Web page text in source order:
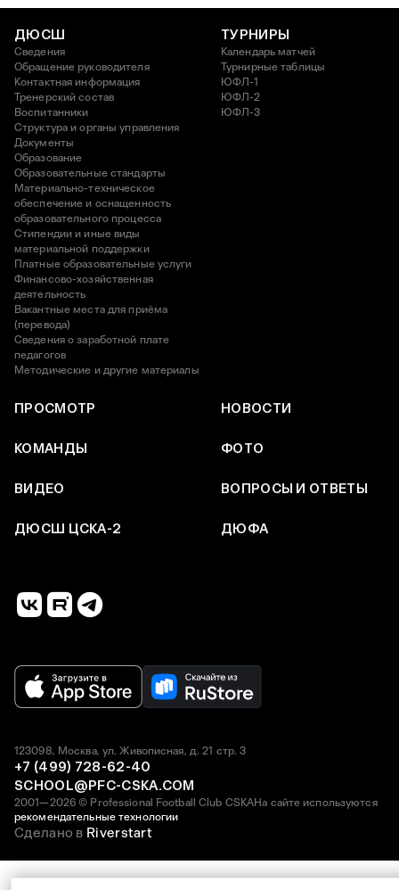
ДЮСШ
Сведения
Обращение руководителя
Контактная информация
Тренерский состав
Воспитанники
Структура и органы управления
Документы
Образование
Образовательные стандарты
Материально-техническое
обеспечение и оснащенность
образовательного процесса
Стипендии и иные виды
материальной поддержки
Платные образовательные услуги
Финансово-хозяйственная
деятельность
Вакантные места для приёма
(перевода)
Сведения о заработной плате
педагогов
Методические и другие материалы
ТУРНИРЫ
Календарь матчей
Турнирные таблицы
ЮФЛ-1
ЮФЛ-2
ЮФЛ-3
ПРОСМОТР НОВОСТИ
КОМАНДЫ ФОТО
ВИДЕО ВОПРОСЫ И ОТВЕТЫ
ДЮСШ ЦСКА-2 ДЮФА
2001—2026 © Professional Football Club CSKAНа сайте используются
рекомендательные технологии
123098, Москва, ул. Живописная, д. 21 стр. 3
+7 (499) 728-62-40
SCHOOL@PFC-CSKA.COM
Сделано в Riverstart